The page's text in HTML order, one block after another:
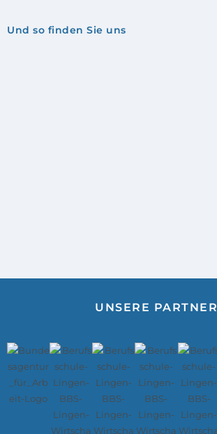
Und so finden Sie uns
UNSERE PARTNER